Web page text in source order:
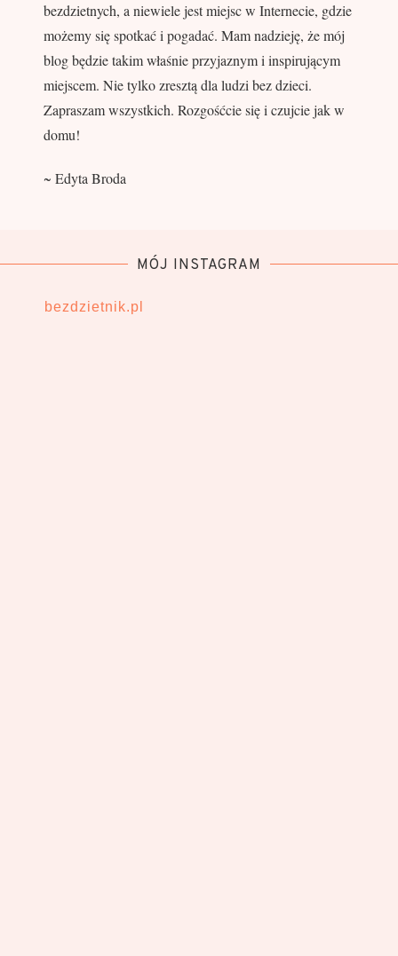
bezdzietnych, a niewiele jest miejsc w Internecie, gdzie
możemy się spotkać i pogadać. Mam nadzieję, że mój
blog będzie takim właśnie przyjaznym i inspirującym
miejscem. Nie tylko zresztą dla ludzi bez dzieci.
Zapraszam wszystkich. Rozgośćcie się i czujcie jak w
domu!
~ Edyta Broda
MÓJ INSTAGRAM
bezdzietnik.pl